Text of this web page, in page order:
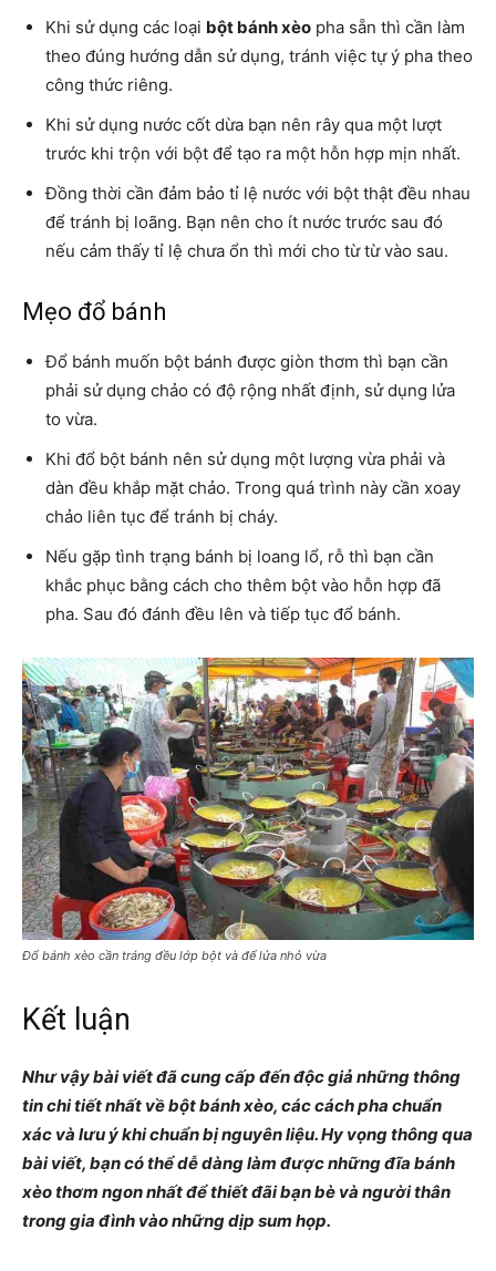
Khi sử dụng các loại bột bánh xèo pha sẵn thì cần làm
theo đúng hướng dẫn sử dụng, tránh việc tự ý pha theo
công thức riêng.
Khi sử dụng nước cốt dừa bạn nên rây qua một lượt
trước khi trộn với bột để tạo ra một hỗn hợp mịn nhất.
Đồng thời cần đảm bảo tỉ lệ nước với bột thật đều nhau
để tránh bị loãng. Bạn nên cho ít nước trước sau đó
nếu cảm thấy tỉ lệ chưa ổn thì mới cho từ từ vào sau.
Mẹo đổ bánh
Đổ bánh muốn bột bánh được giòn thơm thì bạn cần
phải sử dụng chảo có độ rộng nhất định, sử dụng lửa
to vừa.
Khi đổ bột bánh nên sử dụng một lượng vừa phải và
dàn đều khắp mặt chảo. Trong quá trình này cần xoay
chảo liên tục để tránh bị cháy.
Nếu gặp tình trạng bánh bị loang lổ, rỗ thì bạn cần
khắc phục bằng cách cho thêm bột vào hỗn hợp đã
pha. Sau đó đánh đều lên và tiếp tục đổ bánh.
Đổ bánh xèo cần tráng đều lớp bột và để lửa nhỏ vừa
Kết luận
Như vậy bài viết đã cung cấp đến độc giả những thông
tin chi tiết nhất về bột bánh xèo, các cách pha chuẩn
xác và lưu ý khi chuẩn bị nguyên liệu. Hy vọng thông qua
bài viết, bạn có thể dễ dàng làm được những đĩa bánh
xèo thơm ngon nhất để thiết đãi bạn bè và người thân
trong gia đình vào những dịp sum họp.